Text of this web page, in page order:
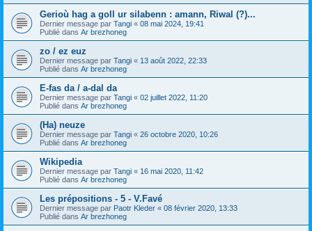
Gerioù hag a goll ur silabenn : amann, Riwal (?)...
Dernier message par Tangi « 08 mai 2024, 19:41
Publié dans Ar brezhoneg
zo / ez euz
Dernier message par Tangi « 13 août 2022, 22:33
Publié dans Ar brezhoneg
E-fas da / a-dal da
Dernier message par Tangi « 02 juillet 2022, 11:20
Publié dans Ar brezhoneg
(Ha) neuze
Dernier message par Tangi « 26 octobre 2020, 10:26
Publié dans Ar brezhoneg
Wikipedia
Dernier message par Tangi « 16 mai 2020, 11:42
Publié dans Ar brezhoneg
Les prépositions - 5 - V.Favé
Dernier message par Paotr Kleder « 08 février 2020, 13:33
Publié dans Ar brezhoneg